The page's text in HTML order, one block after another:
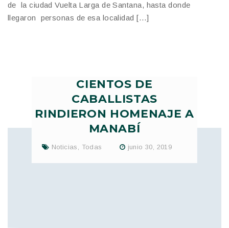
de la ciudad Vuelta Larga de Santana, hasta donde
llegaron personas de esa localidad […]
CIENTOS DE
CABALLISTAS
RINDIERON HOMENAJE A
MANABÍ
Noticias , Todas junio 30, 2019